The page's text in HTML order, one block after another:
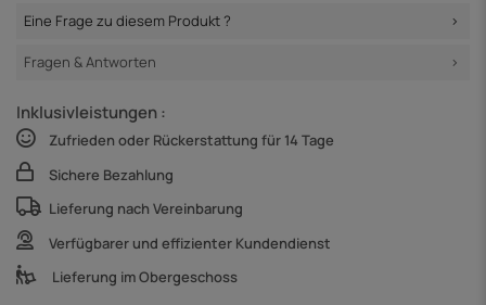
Eine Frage zu diesem Produkt ?
Fragen & Antworten
Inklusivleistungen :
Zufrieden oder Rückerstattung für 14 Tage
Sichere Bezahlung
Lieferung nach Vereinbarung
Verfügbarer und effizienter Kundendienst
Lieferung im Obergeschoss